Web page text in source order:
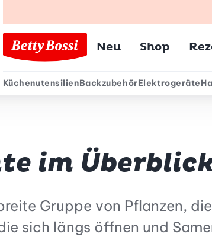
Hauptmenü
Neu Shop
Sekundärmenü
KüchenutensilienBackzubehörElektrogeräte
im
Gruppe von Pflanzen,
sich längs öffnen und